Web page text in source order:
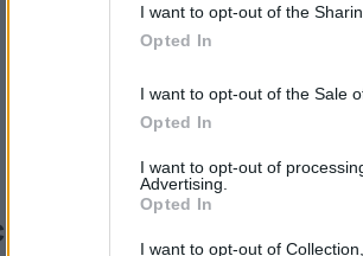
I want to opt-out of the
Opted In
I want to opt-out of the Sale
Opted In
I want to opt-out of
Advertising.
Opted In
I want to opt-out of
delle atlete